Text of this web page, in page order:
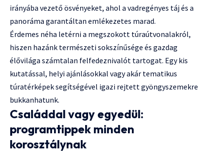
irányába vezető ösvényeket, ahol a vadregényes táj és a
panoráma garantáltan emlékezetes marad.
Érdemes néha letérni a megszokott túraútvonalakról,
hiszen hazánk természeti sokszínűsége és gazdag
élővilága számtalan felfedeznivalót tartogat. Egy kis
kutatással, helyi ajánlásokkal vagy akár tematikus
túratérképek segítségével igazi rejtett gyöngyszemekre
bukkanhatunk.
Családdal vagy egyedül:
programtippek minden
korosztálynak